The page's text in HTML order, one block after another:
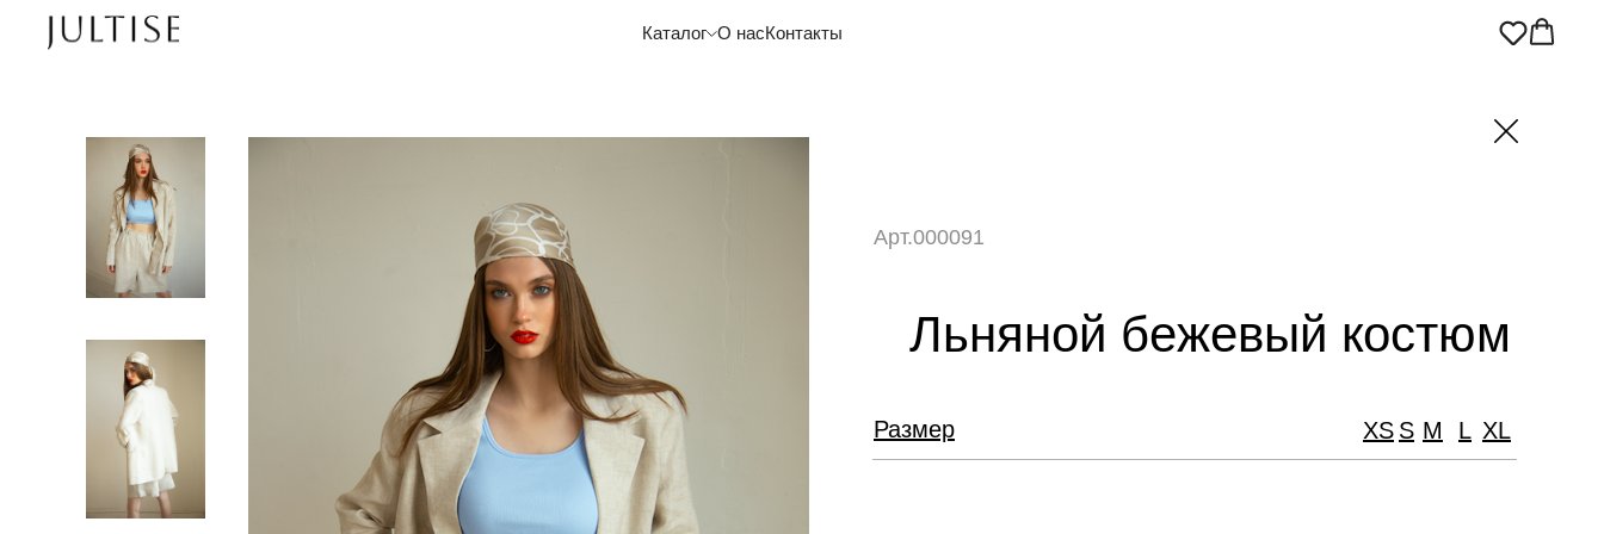
Каталог О насКонтакты
Льняной бежевый костюм
Арт.000091
Размер ХS S M L XL